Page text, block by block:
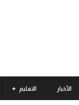
الأخبار التعليم